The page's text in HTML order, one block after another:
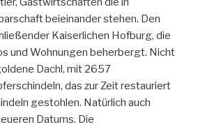
beieinander stehen. Den
Kaiserlichen Hofburg, die
und Wohnungen beherbergt. Nicht
Dachl, mit 2657
das zur Zeit restauriert
gestohlen. Natürlich auch
Datums. Die